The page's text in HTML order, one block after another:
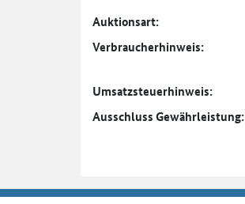
Auktionsart:
Verbraucher­hinweis:
Umsatzsteuer­hinweis:
Ausschluss Gewährleistung: